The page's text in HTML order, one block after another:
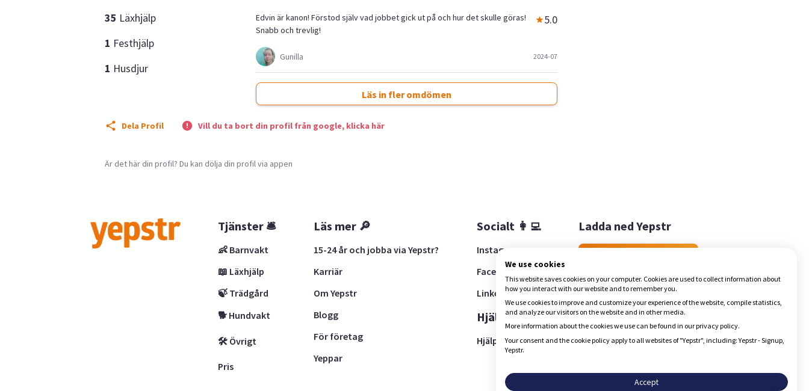
35 Läxhjälp
1 Festhjälp
1 Husdjur
Edvin är kanon! Förstod själv vad jobbet gick ut på och hur det skulle göras!
Snabb och trevlig!
5.0
Gunilla 2024-07
Läs in fler omdömen
Dela Profil Vill du ta bort din profil från google, klicka här
Är det här din profil? Du kan dölja din profil via appen
Tjänster 🛎
👶 Barnvakt
📖 Läxhjälp
🍃 Trädgård
🐕 Hundvakt
🛠 Övrigt
Pris
Läs mer 🔎
15-24 år och jobba via Yepstr?
Karriär
Om Yepstr
Blogg
För företag
Yeppar
Socialt 👩‍💻
Instagram
Facebook
LinkedIn
Hjälp 🚨
Hjälpcenter
Ladda ned Yepstr
We use cookies
This website saves cookies on your computer. Cookies are used to collect information about
how you interact with our website and to remember you.
We use cookies to improve and customize your experience of the website, compile statistics,
and analyze our visitors on the website and in other media.
More information about the cookies we use can be found in our privacy policy.
Your consent and the cookie policy apply to all websites of "Yepstr", including: Yepstr - Signup,
Yepstr.
Accept